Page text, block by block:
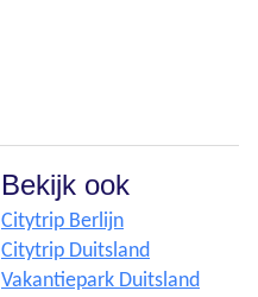
Bekijk ook
Citytrip Berlijn
Citytrip Duitsland
Vakantiepark Duitsland